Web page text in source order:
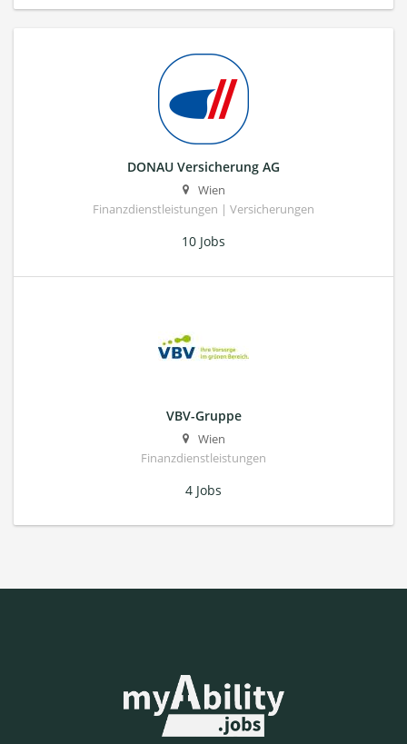
DONAU Versicherung AG
Wien
Finanzdienstleistungen | Versicherungen
10 Jobs
VBV-Gruppe
Wien
Finanzdienstleistungen
4 Jobs